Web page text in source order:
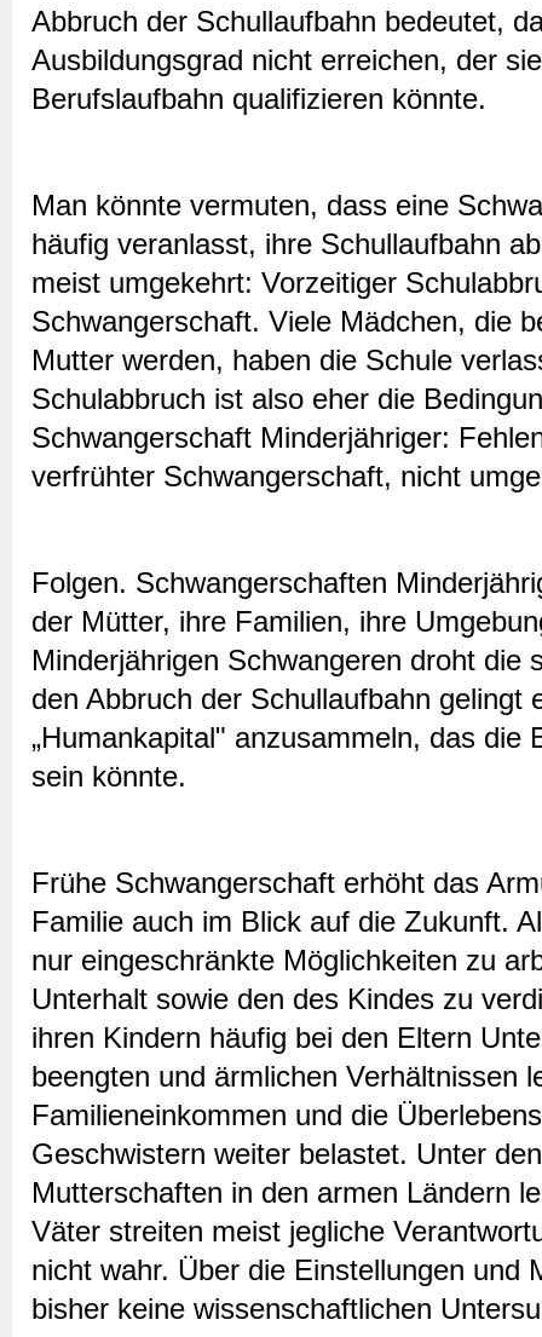
Abbruch der Schullaufbahn bedeutet,
Ausbildungsgrad nicht erreichen, der
Berufslaufbahn qualifizieren könnte.
Man könnte vermuten, dass eine
häufig veranlasst, ihre Schullaufbahn
meist umgekehrt: Vorzeitiger
Schwangerschaft. Viele Mädchen, die
Mutter werden, haben die Schule
Schulabbruch ist also eher die
Schwangerschaft Minderjähriger:
verfrühter Schwangerschaft, nicht
Folgen. Schwangerschaften
der Mütter, ihre Familien, ihre
Minderjährigen Schwangeren droht die
den Abbruch der Schullaufbahn gelingt
„Humankapital" anzusammeln, das die
sein könnte.
Frühe Schwangerschaft erhöht das
Familie auch im Blick auf die Zukunft.
nur eingeschränkte Möglichkeiten zu
Unterhalt sowie den des Kindes zu
ihren Kindern häufig bei den Eltern
beengten und ärmlichen Verhältnissen
Familieneinkommen und die
Geschwistern weiter belastet. Unter
Mutterschaften in den armen Ländern
Väter streiten meist jegliche
nicht wahr. Über die Einstellungen und
bisher keine wissenschaftlichen